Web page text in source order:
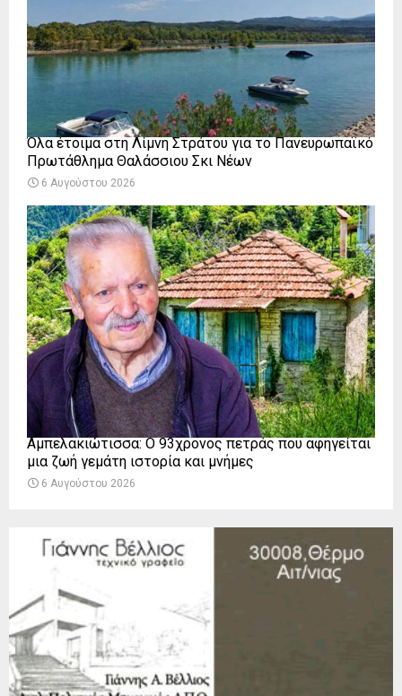
Όλα έτοιμα στη Λίμνη Στράτου για το Πανευρωπαϊκό
Πρωτάθλημα Θαλάσσιου Σκι Νέων
6 Αυγούστου 2026
Αμπελακιώτισσα: Ο 93χρονος πετράς που αφηγείται
μια ζωή γεμάτη ιστορία και μνήμες
6 Αυγούστου 2026